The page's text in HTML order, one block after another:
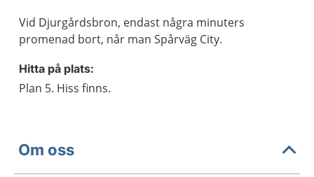
Vid Djurgårdsbron, endast några minuters
promenad bort, når man Spårväg City.
Hitta på plats:
Plan 5. Hiss finns.
Om oss